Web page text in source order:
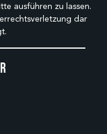
ausführen zu lassen.
dar